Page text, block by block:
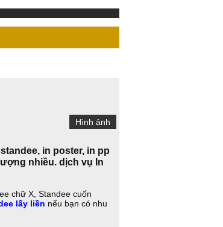
Hình ảnh
in poster, in pp
nhiều. dịch vụ In
chữ X, Standee cuốn
lấy liền nếu bạn có nhu